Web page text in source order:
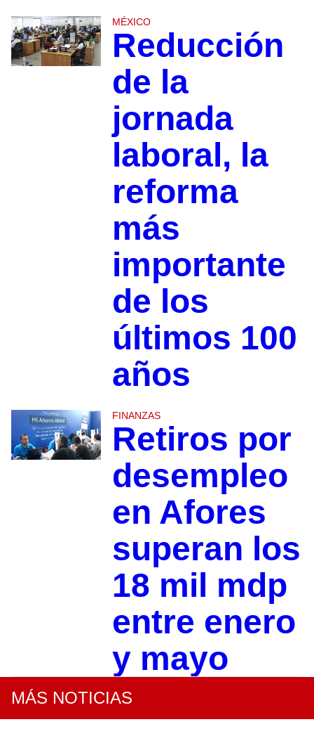
MÉXICO
Reducción
de la
jornada
laboral, la
reforma
más
importante
de los
últimos 100
años
FINANZAS
Retiros por
desempleo
en Afores
superan los
18 mil mdp
entre enero
y mayo
MÁS NOTICIAS